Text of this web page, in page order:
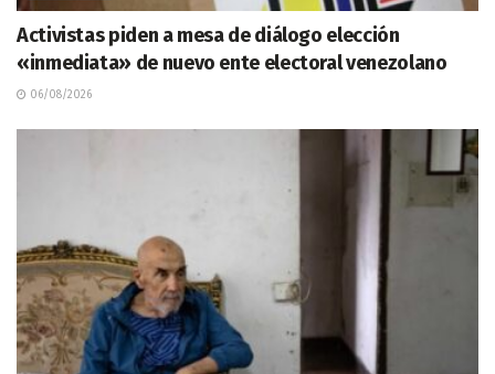
Activistas piden a mesa de diálogo elección
«inmediata» de nuevo ente electoral venezolano
06/08/2026